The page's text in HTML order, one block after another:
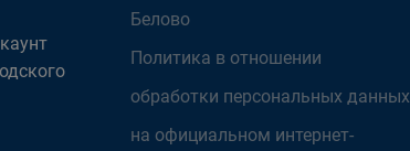
Белово
Политика в отношении
обработки персональных данных
на официальном интернет-